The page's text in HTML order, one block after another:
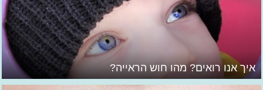
איך אנו רואים? מהו חוש הראייה?